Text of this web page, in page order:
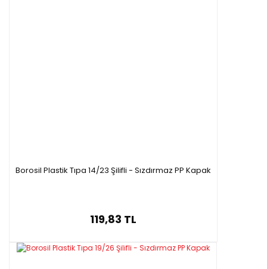
Borosil Plastik Tıpa 14/23 Şilifli - Sızdırmaz PP Kapak
119,83 TL